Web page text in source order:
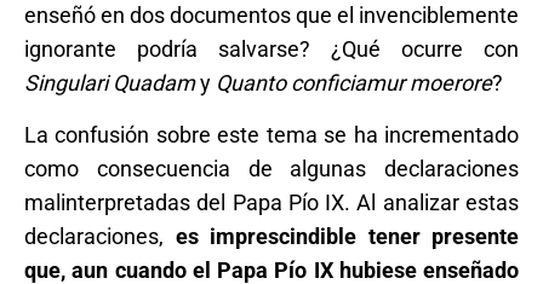
enseñó en dos documentos que el invenciblemente
ignorante podría salvarse? ¿Qué ocurre con
Singulari Quadamy Quanto conficiamur moerore?
La confusión sobre este tema se ha incrementado
como consecuencia de algunas declaraciones
malinterpretadas del Papa Pío IX. Al analizar estas
declaraciones, es imprescindible tener presente
que, aun cuando el Papa Pío IX hubiese enseñado